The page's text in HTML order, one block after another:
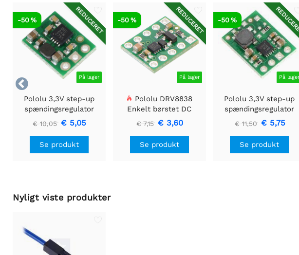

REDUCERET
På lager
-50 %
Pololu 3,3V step-up
spændingsregulator
U1V10F3
€ 10,05 € 5,05
Se produkt
REDUCERET
På lager
-50 %
Pololu DRV8838
Enkelt børstet DC
Motor Driver Holder
€ 7,15 € 3,60
Se produkt
På
-50 %
Pololu 3,3V step-up
spændingsregulator
U1V11F3
€ 11,50 € 5,75
Se produkt
Nyligt viste produkter